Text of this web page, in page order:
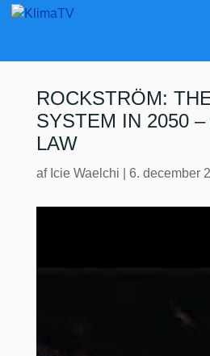
ROCKSTRÖM:
SYSTEM IN 2050
LAW
af Icie Waelchi 6. december